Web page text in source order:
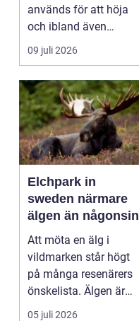
används för att höja
och ibland även
positionera tunga
objekt, so...
09 juli 2026
Elchpark in
sweden närmare
älgen än någonsin
Att möta en älg i
vildmarken står högt
på många resenärers
önskelista. Älgen är
Skandinaviens ikonis...
05 juli 2026